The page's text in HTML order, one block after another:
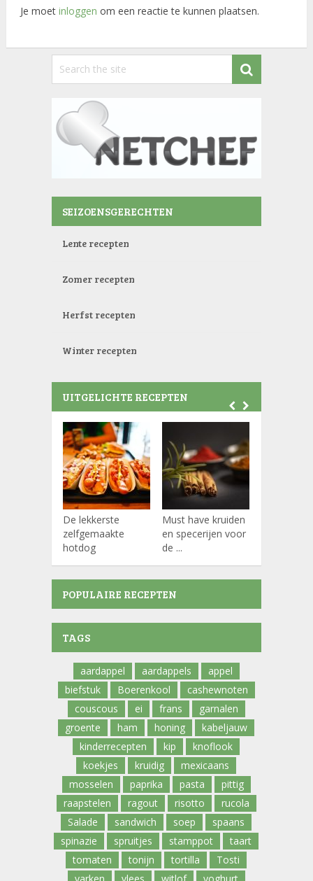
Je moet inloggen om een reactie te kunnen plaatsen.
SEIZOENSGERECHTEN
Lente recepten
Zomer recepten
Herfst recepten
Winter recepten
UITGELICHTE RECEPTEN
De lekkerste
zelfgemaakte
hotdog
Must have kruiden
en specerijen voor
de ...
POPULAIRE RECEPTEN
TAGS
aardappel aardappels
appel
biefstuk
Boerenkool
cashewnoten
couscous
ei frans
garnalen
groente
ham honing
kabeljauw
kinderrecepten
kip
knoflook
koekjes
kruidig
mexicaans
mosselen
paprika pasta
pittig
raapstelen
ragout risotto
rucola
Salade
sandwich soep
spaans
spinazie
spruitjes stamppot
taart
tomaten
tonijn tortilla
Tosti